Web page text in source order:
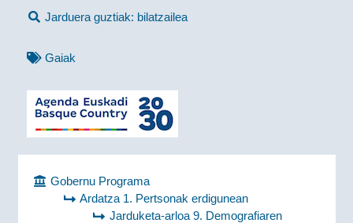
Jarduera guztiak: bilatzailea
Gaiak
Gobernu Programa
Ardatza 1. Pertsonak erdigunean
Jarduketa-arloa 9. Demografiaren